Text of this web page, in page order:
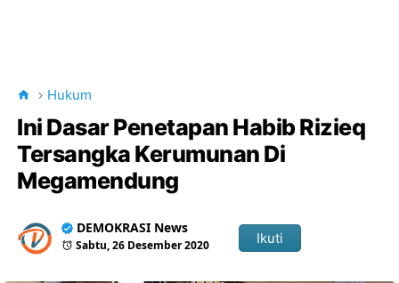
Hukum
Ini Dasar Penetapan Habib Rizieq
Tersangka Kerumunan Di
Megamendung
DEMOKRASI News
Sabtu, 26 Desember 2020 Ikuti